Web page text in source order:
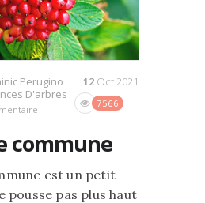
Perugino
D'arbres
7566
12 Oct 2021
commune
est un petit
pousse pas plus haut